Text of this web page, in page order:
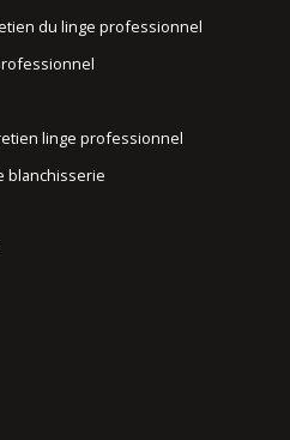
du linge professionnel
linge professionnel
blanchisserie